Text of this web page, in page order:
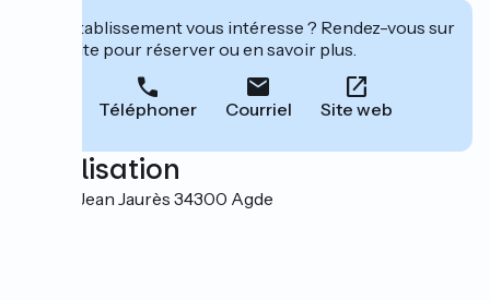
Cet établissement vous intéresse ? Rendez-vous sur
leur site pour réserver ou en savoir plus.
Téléphoner Courriel Site web
Localisation
2 place Jean Jaurès 34300 Agde